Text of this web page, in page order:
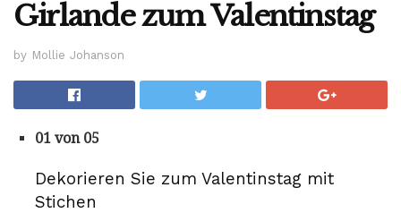
Girlande zum Valentinstag
by Mollie Johanson
01 von 05
Dekorieren Sie zum Valentinstag mit
Stichen